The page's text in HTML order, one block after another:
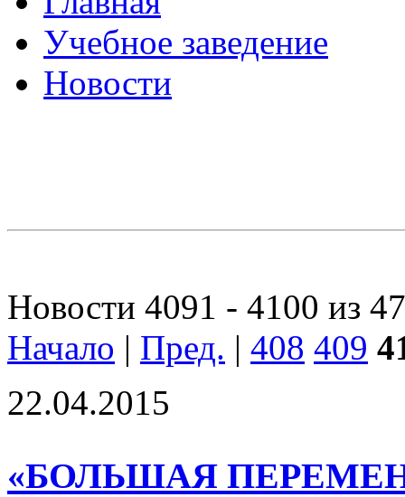
Учебное заведение
Новости
Новости 4091 - 4100 из
Начало | Пред. | 408 409
22.04.2015
«БОЛЬШАЯ